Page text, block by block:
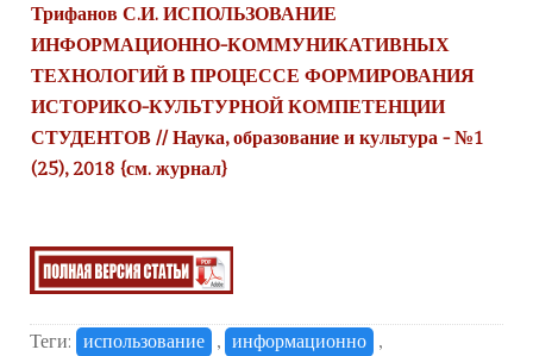
Трифанов С.И. ИСПОЛЬЗОВАНИЕ
ИНФОРМАЦИОННО-КОММУНИКАТИВНЫХ
ТЕХНОЛОГИЙ В ПРОЦЕССЕ ФОРМИРОВАНИЯ
ИСТОРИКО-КУЛЬТУРНОЙ КОМПЕТЕНЦИИ
СТУДЕНТОВ // Наука, образование и культура - №1
(25), 2018 {см. журнал}
Теги: использование , информационно ,